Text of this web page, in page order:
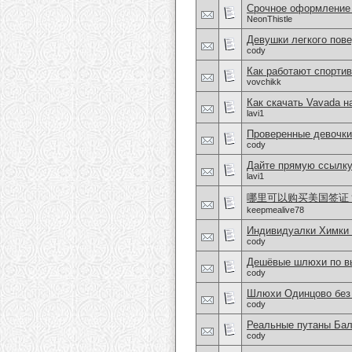
Срочное
NeonThistle
Девушки легкого
cody
Как работают
vovchikk
Как скачать Vavada
lavi1
Проверенные
cody
Дайте прямую
lavi1
哪里可以购买美国签证
keepmealive78
Индивидуалки
cody
Дешёвые шлюхи по
cody
Шлюхи Одинцово без
cody
Реальные путаны
cody